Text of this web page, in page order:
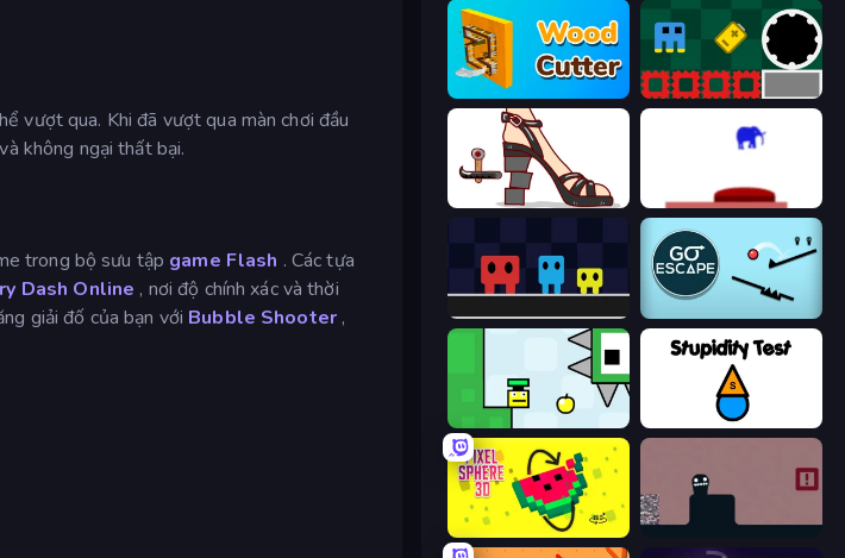
vượt qua. Khi đã vượt qua màn chơi đầu
không ngại thất bại.
trong bộ sưu tập game Flash . Các tựa
Dash Online , nơi độ chính xác và thời
giải đố của bạn với Bubble Shooter,
Wood Cutter - Saw Jump and Hover
Kakato Otoshi This Is The Only Level
Stupidity Test
Pixel Sphere 3D